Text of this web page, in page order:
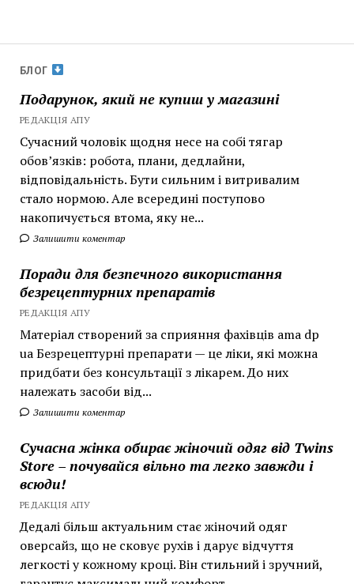
БЛОГ
Подарунок, який не купиш у магазині
РЕДАКЦІЯ АПУ
Сучасний чоловік щодня несе на собі тягар
обов’язків: робота, плани, дедлайни,
відповідальність. Бути сильним і витривалим
стало нормою. Але всередині поступово
накопичується втома, яку не...
Залишити коментар
Поради для безпечного використання
безрецептурних препаратів
РЕДАКЦІЯ АПУ
Матеріал створений за сприяння фахівців ama dp
ua Безрецептурні препарати — це ліки, які можна
придбати без консультації з лікарем. До них
належать засоби від...
Залишити коментар
Сучасна жінка обирає жіночий одяг від Twins
Store – почувайся вільно та легко завжди і
всюди!
РЕДАКЦІЯ АПУ
Дедалі більш актуальним стає жіночий одяг
оверсайз, що не сковує рухів і дарує відчуття
легкості у кожному кроці. Він стильний і зручний,